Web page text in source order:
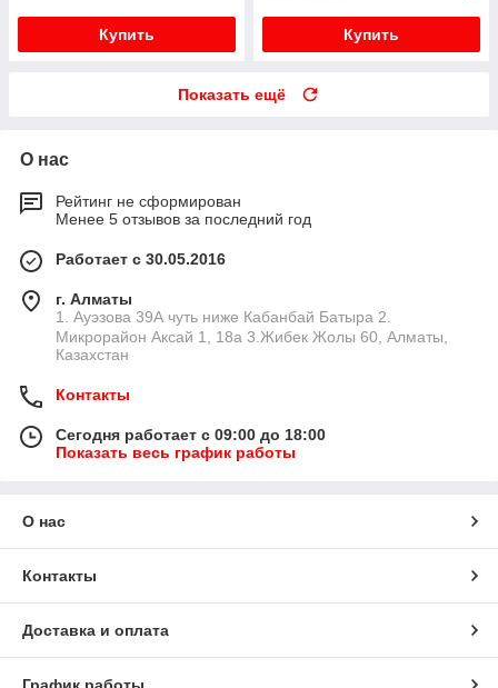
Купить Купить
Показать ещё
О нас
Рейтинг не сформирован
Менее 5 отзывов за последний год
Работает с 30.05.2016
г. Алматы
1. Ауэзова 39А чуть ниже Кабанбай Батыра ㅤㅤㅤㅤㅤㅤㅤㅤㅤㅤㅤㅤㅤㅤ2. ​
Микрорайон Аксай 1, 18а 3.Жибек Жолы 60, Алматы,
Казахстан
Контакты
Сегодня работает с 09:00 до 18:00
Показать весь график работы
О нас
Контакты
Доставка и оплата